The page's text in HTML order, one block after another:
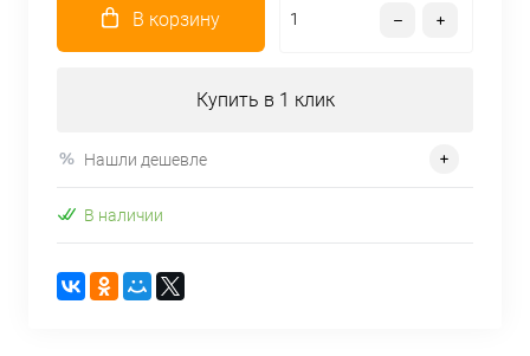
В корзину
Купить в 1 клик
Нашли дешевле
В наличии